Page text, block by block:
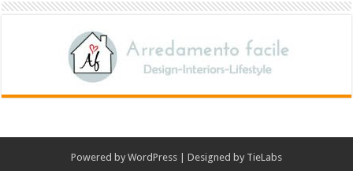
Powered by WordPress | Designed by TieLabs